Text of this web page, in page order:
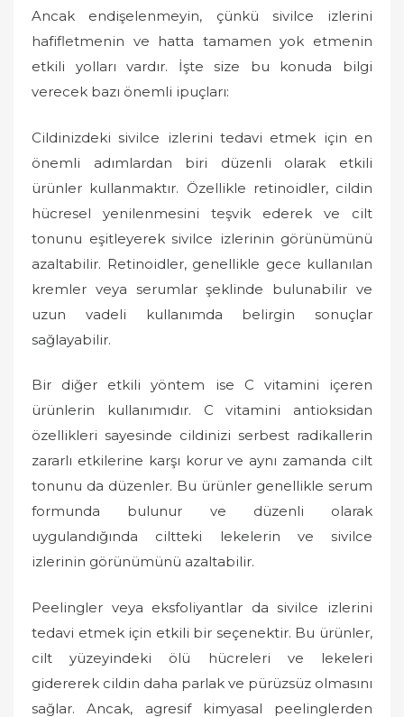
Ancak endişelenmeyin, çünkü sivilce izlerini
hafifletmenin ve hatta tamamen yok etmenin
etkili yolları vardır. İşte size bu konuda bilgi
verecek bazı önemli ipuçları:
Cildinizdeki sivilce izlerini tedavi etmek için en
önemli adımlardan biri düzenli olarak etkili
ürünler kullanmaktır. Özellikle retinoidler, cildin
hücresel yenilenmesini teşvik ederek ve cilt
tonunu eşitleyerek sivilce izlerinin görünümünü
azaltabilir. Retinoidler, genellikle gece kullanılan
kremler veya serumlar şeklinde bulunabilir ve
uzun vadeli kullanımda belirgin sonuçlar
sağlayabilir.
Bir diğer etkili yöntem ise C vitamini içeren
ürünlerin kullanımıdır. C vitamini antioksidan
özellikleri sayesinde cildinizi serbest radikallerin
zararlı etkilerine karşı korur ve aynı zamanda cilt
tonunu da düzenler. Bu ürünler genellikle serum
formunda bulunur ve düzenli olarak
uygulandığında ciltteki lekelerin ve sivilce
izlerinin görünümünü azaltabilir.
Peelingler veya eksfoliyantlar da sivilce izlerini
tedavi etmek için etkili bir seçenektir. Bu ürünler,
cilt yüzeyindeki ölü hücreleri ve lekeleri
gidererek cildin daha parlak ve pürüzsüz olmasını
sağlar. Ancak, agresif kimyasal peelinglerden